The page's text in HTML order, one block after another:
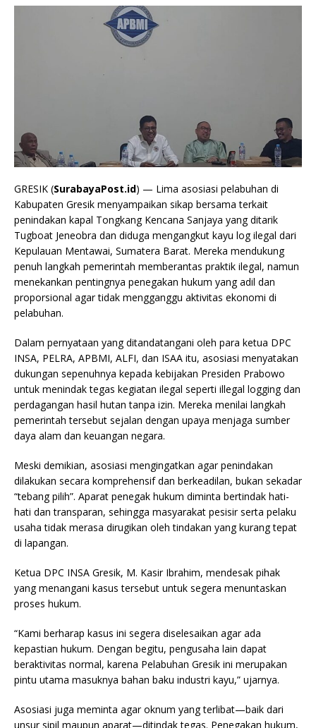
GRESIK (SurabayaPost.id) — Lima asosiasi pelabuhan di
Kabupaten Gresik menyampaikan sikap bersama terkait
penindakan kapal Tongkang Kencana Sanjaya yang ditarik
Tugboat Jeneobra dan diduga mengangkut kayu log ilegal dari
Kepulauan Mentawai, Sumatera Barat. Mereka mendukung
penuh langkah pemerintah memberantas praktik ilegal, namun
menekankan pentingnya penegakan hukum yang adil dan
proporsional agar tidak mengganggu aktivitas ekonomi di
pelabuhan.
Dalam pernyataan yang ditandatangani oleh para ketua DPC
INSA, PELRA, APBMI, ALFI, dan ISAA itu, asosiasi menyatakan
dukungan sepenuhnya kepada kebijakan Presiden Prabowo
untuk menindak tegas kegiatan ilegal seperti illegal logging dan
perdagangan hasil hutan tanpa izin. Mereka menilai langkah
pemerintah tersebut sejalan dengan upaya menjaga sumber
daya alam dan keuangan negara.
Meski demikian, asosiasi mengingatkan agar penindakan
dilakukan secara komprehensif dan berkeadilan, bukan sekadar
“tebang pilih”. Aparat penegak hukum diminta bertindak hati-
hati dan transparan, sehingga masyarakat pesisir serta pelaku
usaha tidak merasa dirugikan oleh tindakan yang kurang tepat
di lapangan.
Ketua DPC INSA Gresik, M. Kasir Ibrahim, mendesak pihak
yang menangani kasus tersebut untuk segera menuntaskan
proses hukum.
“Kami berharap kasus ini segera diselesaikan agar ada
kepastian hukum. Dengan begitu, pengusaha lain dapat
beraktivitas normal, karena Pelabuhan Gresik ini merupakan
pintu utama masuknya bahan baku industri kayu,” ujarnya.
Asosiasi juga meminta agar oknum yang terlibat—baik dari
unsur sipil maupun aparat—ditindak tegas. Penegakan hukum,